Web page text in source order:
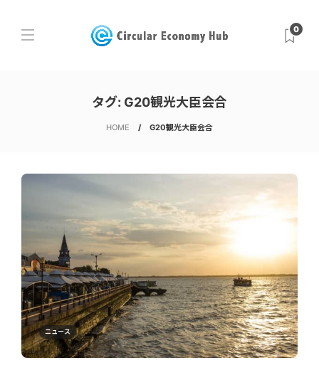
0
タグ: G20観光大臣会合
HOME G20観光大臣会合
ニュース